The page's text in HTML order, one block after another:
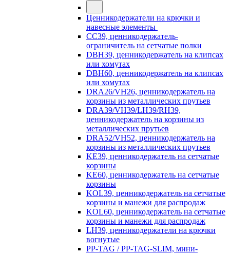
Ценникодержатели на крючки и
навесные элементы
CC39, ценникодержатель-
ограничитель на сетчатые полки
DBH39, ценникодержатель на клипсах
или хомутах
DBH60, ценникодержатель на клипсах
или хомутах
DRA26/VH26, ценникодержатель на
корзины из металлических прутьев
DRA39/VH39/LH39/RH39,
ценникодержатель на корзины из
металлических прутьев
DRA52/VH52, ценникодержатель на
корзины из металлических прутьев
KE39, ценникодержатель на сетчатые
корзины
KE60, ценникодержатель на сетчатые
корзины
KOL39, ценникодержатель на сетчатые
корзины и манежи для распродаж
KOL60, ценникодержатель на сетчатые
корзины и манежи для распродаж
LH39, ценникодержатели на крючки
вогнутые
PP-TAG / PP-TAG-SLIM, мини-